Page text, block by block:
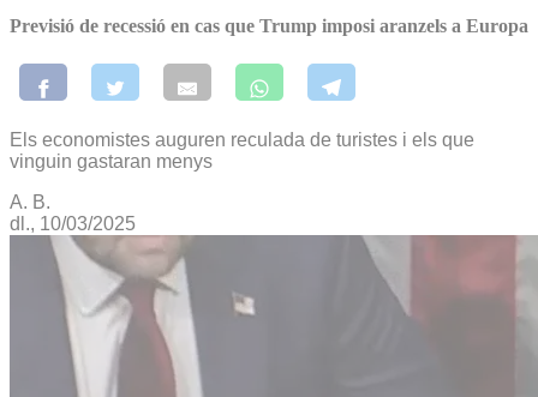
Previsió de recessió en cas que Trump imposi aranzels a Europa
Els economistes auguren reculada de turistes i els que
vinguin gastaran menys
A. B.
dl., 10/03/2025